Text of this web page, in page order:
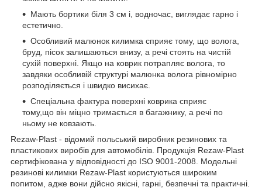
Мають бортики біля 3 см і, водночас, виглядає гарно і
естетично.
Особливий малюнок килимка сприяє тому, що волога,
бруд, пісок залишаються внизу, а речі стоять на чистій
сухій поверхні. Якщо на коврик потрапляє волога, то
завдяки особливій структурі малюнка волога рівномірно
розподіляється і швидко висихає.
Спеціальна фактура поверхні коврика сприяє
тому,що він міцно тримається в багажнику, а речі по
ньому не ковзають.
Rezaw-Plast - відомий польський виробник резинових та
пластикових виробів для автомобілів. Продукція Rezaw-Plast
сертифікована у відповідності до ISO 9001-2008. Модельні
резинові килимки Rezaw-Plast користуються широким
попитом, адже вони дійсно якісні, гарні, безпечні та практичні.